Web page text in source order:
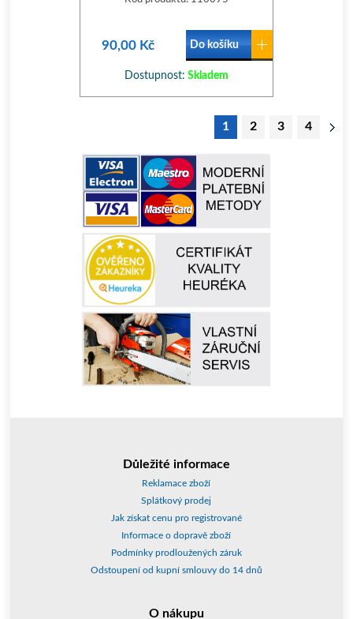
90,00 Kč Do košíku
Dostupnost: Skladem
1 2 3 4
Důležité informace
Reklamace zboží
Splátkový prodej
Jak získat cenu pro registrované
Informace o dopravě zboží
Podmínky prodloužených záruk
Odstoupení od kupní smlouvy do 14 dnů
O nákupu